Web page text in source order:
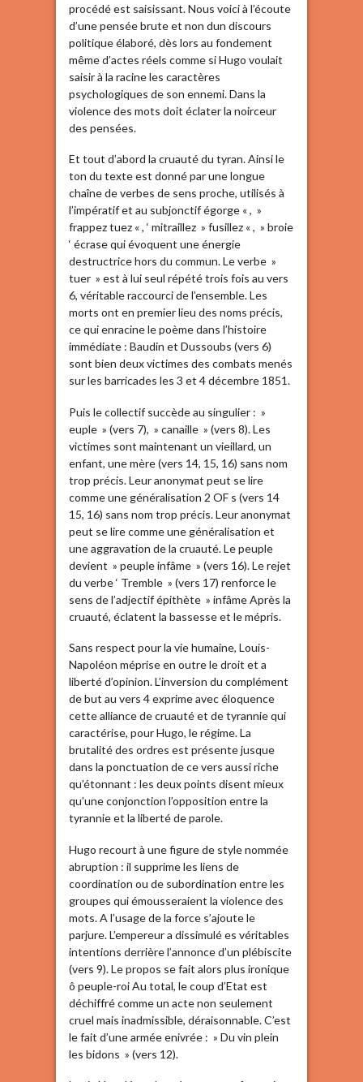
procédé est saisissant. Nous voici à l’écoute
d’une pensée brute et non dun discours
politique élaboré, dès lors au fondement
même d’actes réels comme si Hugo voulait
saisir à la racine les caractères
psychologiques de son ennemi. Dans la
violence des mots doit éclater la noirceur
des pensées.
Et tout d’abord la cruauté du tyran. Ainsi le
ton du texte est donné par une longue
chaîne de verbes de sens proche, utilisés à
l’impératif et au subjonctif égorge « , »
frappez tuez « , ‘ mitraillez » fusillez « , » broie
‘ écrase qui évoquent une énergie
destructrice hors du commun. Le verbe »
tuer » est à lui seul répété trois fois au vers
6, véritable raccourci de l’ensemble. Les
morts ont en premier lieu des noms précis,
ce qui enracine le poème dans l’histoire
immédiate : Baudin et Dussoubs (vers 6)
sont bien deux victimes des combats menés
sur les barricades les 3 et 4 décembre 1851.
Puis le collectif succède au singulier : »
euple » (vers 7), » canaille » (vers 8). Les
victimes sont maintenant un vieillard, un
enfant, une mère (vers 14, 15, 16) sans nom
trop précis. Leur anonymat peut se lire
comme une généralisation 2 OF s (vers 14
15, 16) sans nom trop précis. Leur anonymat
peut se lire comme une généralisation et
une aggravation de la cruauté. Le peuple
devient » peuple infâme » (vers 16). Le rejet
du verbe ‘ Tremble » (vers 17) renforce le
sens de l’adjectif épithète » infâme Après la
cruauté, éclatent la bassesse et le mépris.
Sans respect pour la vie humaine, Louis-
Napoléon méprise en outre le droit et a
liberté d’opinion. L’inversion du complément
de but au vers 4 exprime avec éloquence
cette alliance de cruauté et de tyrannie qui
caractérise, pour Hugo, le régime. La
brutalité des ordres est présente jusque
dans la ponctuation de ce vers aussi riche
qu’étonnant : les deux points disent mieux
qu’une conjonction l’opposition entre la
tyrannie et la liberté de parole.
Hugo recourt à une figure de style nommée
abruption : il supprime les liens de
coordination ou de subordination entre les
groupes qui émousseraient la violence des
mots. A l’usage de la force s’ajoute le
parjure. L’empereur a dissimulé es véritables
intentions derrière l’annonce d’un plébiscite
(vers 9). Le propos se fait alors plus ironique
ô peuple-roi Au total, le coup d’Etat est
déchiffré comme un acte non seulement
cruel mais inadmissible, déraisonnable. C’est
le fait d’une armée enivrée : » Du vin plein
les bidons » (vers 12).